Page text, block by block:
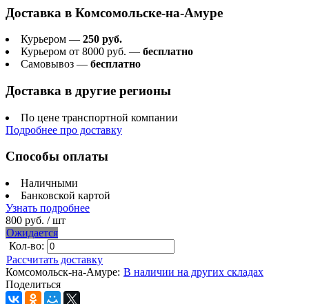
Доставка в Комсомольске-на-Амуре
Курьером — 250 руб.
Курьером от 8000 руб. — бесплатно
Самовывоз — бесплатно
Доставка в другие регионы
По цене транспортной компании
Подробнее про доставку
Способы оплаты
Наличными
Банковской картой
Узнать подробнее
800 руб. / шт
Ожидается
Кол-во:
Рассчитать доставку
Комсомольск-на-Амуре: В наличии на других складах
Поделиться